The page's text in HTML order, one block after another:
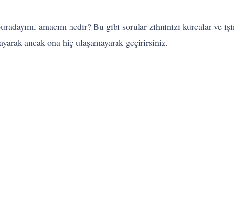
amacım nedir? Bu gibi sorular zihninizi kurcalar ve
ancak ona hiç ulaşamayarak geçirirsiniz.